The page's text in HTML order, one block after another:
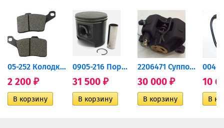
05-252 Колодки тормозные...
2 200 ₽
0905-216 Поршень Arctic Cat...
31 500 ₽
2206471 Суппорт тормозной...
30 000 ₽ 10